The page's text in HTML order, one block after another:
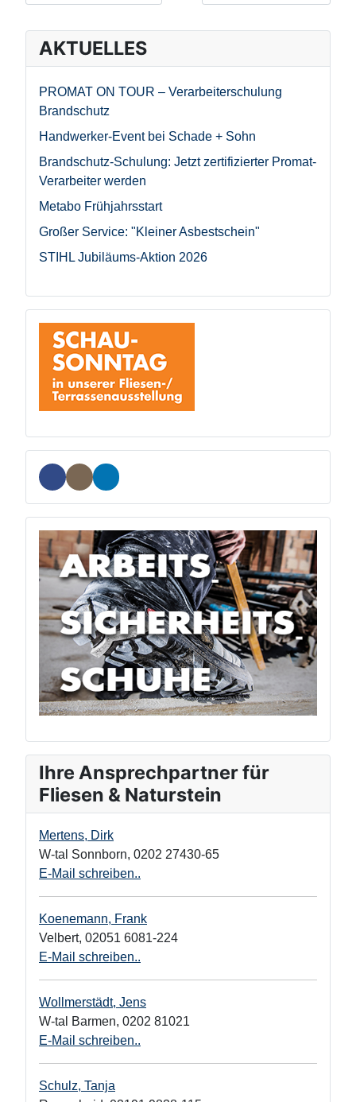
AKTUELLES
PROMAT ON TOUR – Verarbeiterschulung
Brandschutz
Handwerker-Event bei Schade + Sohn
Brandschutz-Schulung: Jetzt zertifizierter Promat-
Verarbeiter werden
Metabo Frühjahrsstart
Großer Service: "Kleiner Asbestschein"
STIHL Jubiläums-Aktion 2026
Ihre Ansprechpartner für
Fliesen & Naturstein
Mertens, Dirk
W-tal Sonnborn, 0202 27430-65
E-Mail schreiben..
Koenemann, Frank
Velbert, 02051 6081-224
E-Mail schreiben..
Wollmerstädt, Jens
W-tal Barmen, 0202 81021
E-Mail schreiben..
Schulz, Tanja